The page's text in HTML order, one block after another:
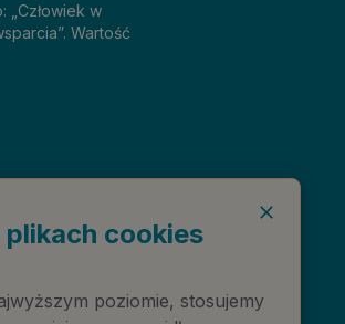
„Człowiek w
Wartość
cookies
poziomie, stosujemy